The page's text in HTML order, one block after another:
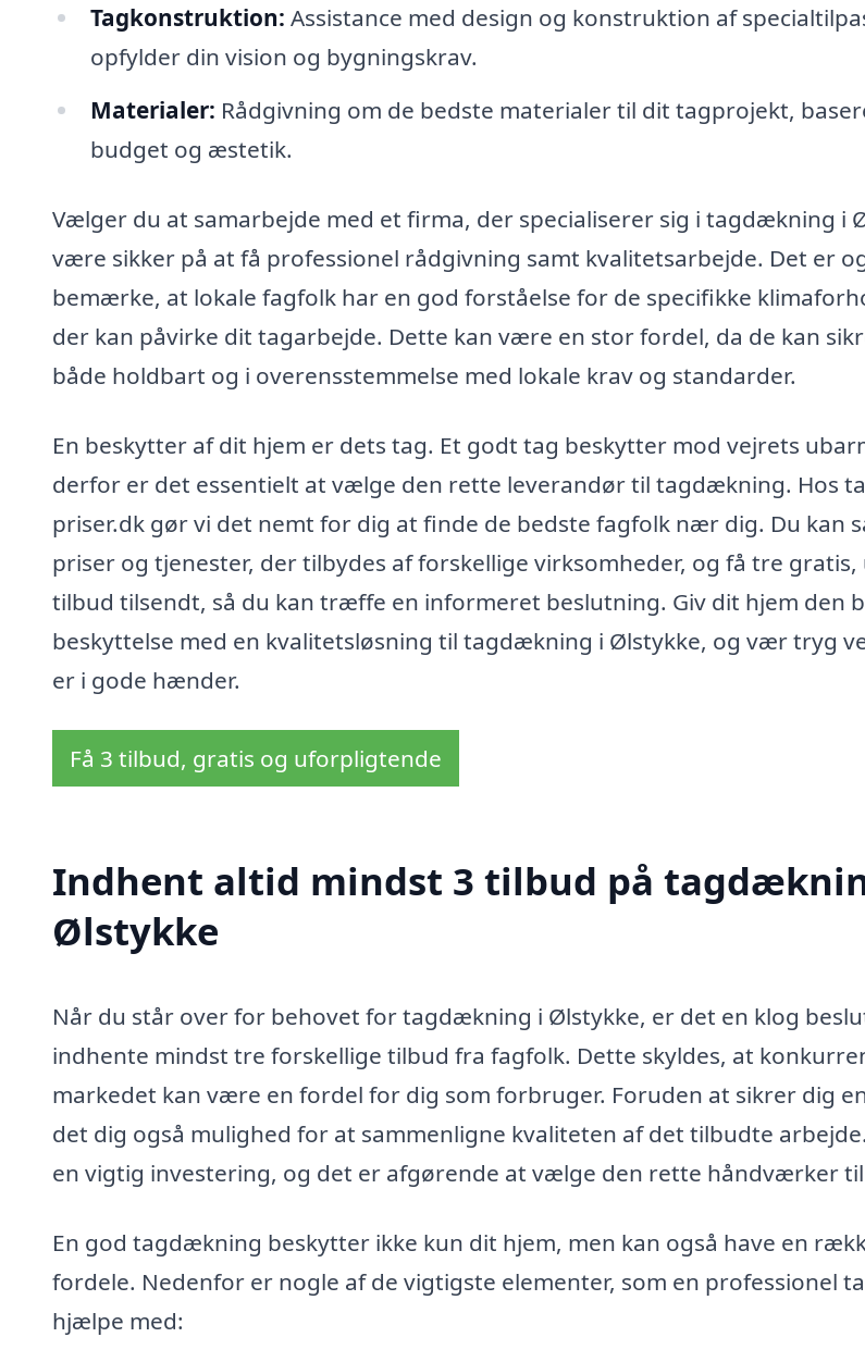
Tagkonstruktion: Assistance med design og konstruktion af
opfylder din vision og bygningskrav.
Materialer: Rådgivning om de bedste materialer til dit tagprojekt,
budget og æstetik.
Vælger du at samarbejde med et firma, der specialiserer sig i tagdækning i
være sikker på at få professionel rådgivning samt kvalitetsarbejde. Det er
bemærke, at lokale fagfolk har en god forståelse for de specifikke
der kan påvirke dit tagarbejde. Dette kan være en stor fordel, da de kan
både holdbart og i overensstemmelse med lokale krav og standarder.
En beskytter af dit hjem er dets tag. Et godt tag beskytter mod vejrets
derfor er det essentielt at vælge den rette leverandør til tagdækning. Hos
priser.dk gør vi det nemt for dig at finde de bedste fagfolk nær dig. Du kan
priser og tjenester, der tilbydes af forskellige virksomheder, og få tre
tilbud tilsendt, så du kan træffe en informeret beslutning. Giv dit hjem den
beskyttelse med en kvalitetsløsning til tagdækning i Ølstykke, og vær tryg
er i gode hænder.
Få 3 tilbud, gratis og uforpligtende
Indhent altid mindst 3 tilbud på
Ølstykke
Når du står over for behovet for tagdækning i Ølstykke, er det en klog
indhente mindst tre forskellige tilbud fra fagfolk. Dette skyldes, at
markedet kan være en fordel for dig som forbruger. Foruden at sikrer dig
det dig også mulighed for at sammenligne kvaliteten af det tilbudte
en vigtig investering, og det er afgørende at vælge den rette håndværker
En god tagdækning beskytter ikke kun dit hjem, men kan også have en
fordele. Nedenfor er nogle af de vigtigste elementer, som en professionel
hjælpe med: